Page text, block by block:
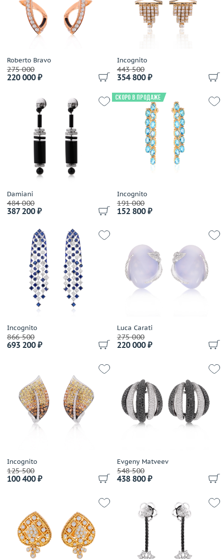
Cahrles Greig
Cantamessa
Carla Amorim
Cartier
Casa Gi
Chaumet
Chimento
Constantin Artmayer
Crivelli
Dada Arrigoni
Damas
De Dears
De Grisogono
Dior
Emmeti
Evgeny Matveev
Faberge
Feraud
Franck Muller
Garel
Gavello
Gianni Lazzaro
Giorgio Visconti
Giovanni Ferraris
Gold Of Brazil
Imma
Imma S.R.L
Jewellery Theatre
Jovane
Judith Ripka
Julia Lifits
Kayaly
Выбрано:
Размер (только для колец)
Теги
Roberto Bravo
275 000
220 000 ₽
Incognito
443 500
354 800 ₽
Damiani
484 000
387 200 ₽
Incognito
191 000
152 800 ₽
Скоро в продаже
Incognito
866 500
693 200 ₽
Luca Carati
275 000
220 000 ₽
Incognito
125 500
100 400 ₽
Evgeny Matveev
548 500
438 800 ₽